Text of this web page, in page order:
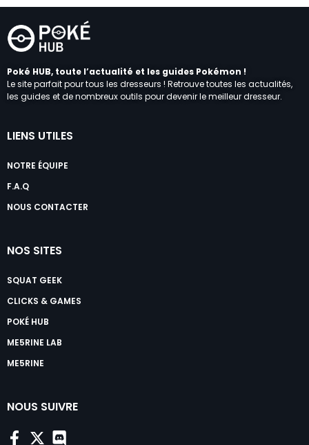
Poké HUB, toute l’actualité et les guides Pokémon !
Le site parfait pour tous les dresseurs ! Retrouve toutes les actualités,
les guides et de nombreux outils pour devenir le meilleur dresseur.
LIENS UTILES
NOTRE ÉQUIPE
F.A.Q
NOUS CONTACTER
NOS SITES
SQUAT GEEK
CLICKS & GAMES
POKÉ HUB
ME5RINE LAB
ME5RINE
NOUS SUIVRE